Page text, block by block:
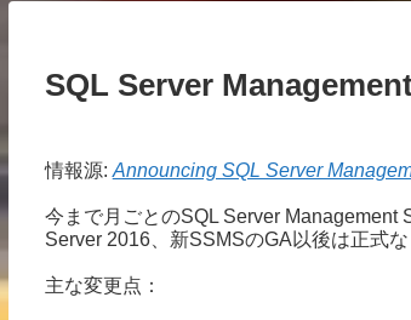
SQL Server
情報源: Announcing SQL Server
今まで月ごとのSQL Server Management
Server 2016、新SSMSのGA以後は正式な
主な変更点：